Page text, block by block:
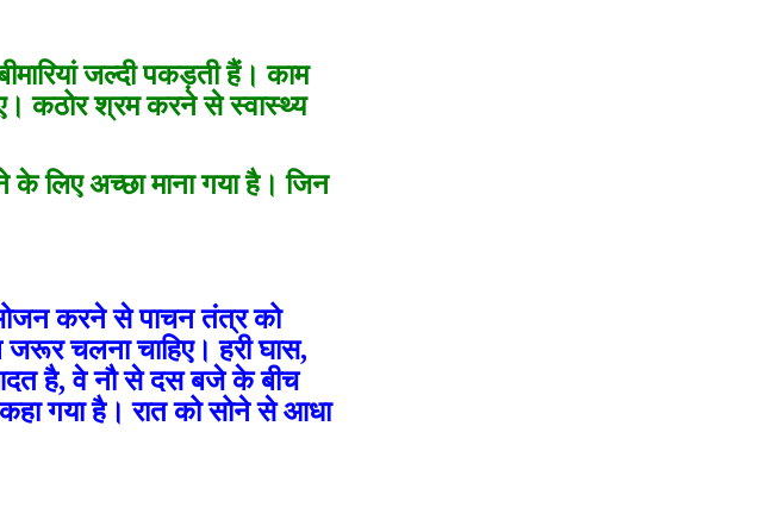
जल्दी पकड़ती हैं। काम
कठोर श्रम करने से स्वास्थ्य
लिए अच्छा माना गया है। जिन
करने से पाचन तंत्र को
चलना चाहिए। हरी घास,
है, वे नौ से दस बजे के बीच
गया है। रात को सोने से आधा